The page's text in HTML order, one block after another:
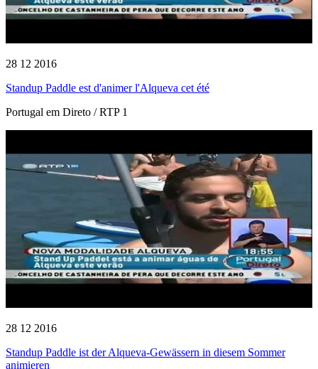
28 12 2016
Standup Paddle est d'animer l'Alqueva cet été
Portugal em Direto / RTP 1
28 12 2016
Standup Paddle ist der Alqueva-Gewässern in diesem Sommer
animieren